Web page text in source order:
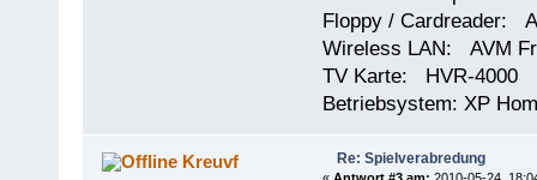
Floppy / Cardreader:
Wireless LAN: AVM
TV Karte: HVR-4000
Betriebsystem: XP
Kreuvf Re: Spielverabredung